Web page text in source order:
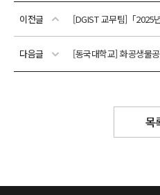
이전글
다음글
목